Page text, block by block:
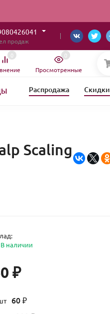
продаж
0
Просмотренные
0
Распродажа Скидки
Scaling
В наличии
₽
60 ₽